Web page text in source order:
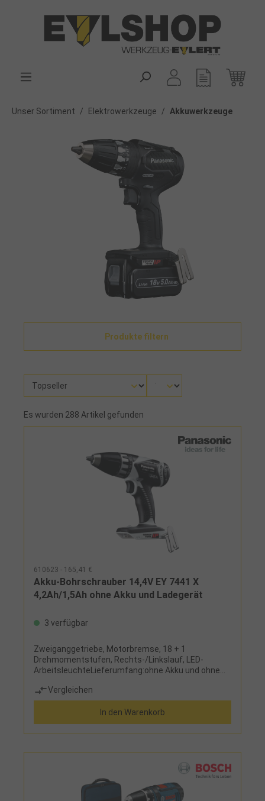
Unser Sortiment / Elektrowerkzeuge / Akkuwerkzeuge
Produkte filtern
Es wurden 288 Artikel gefunden
610623 - 165,41 €
Akku-Bohrschrauber 14,4V EY 7441 X
4,2Ah/1,5Ah ohne Akku und Ladegerät
3 verfügbar
Zweiganggetriebe, Motorbremse, 18 + 1
Drehmomentstufen, Rechts-/Linkslauf, LED-
ArbeitsleuchteLieferumfang:ohne Akku und ohne
Vergleichen
In den Warenkorb